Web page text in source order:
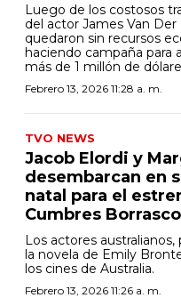
Luego de los costosos
del actor James Van
quedaron sin recursos
haciendo campaña para
más de 1 millón de
Febrero 13, 2026 11:28 a. m.
TVO NEWS
Jacob Elordi y
desembarcan en
natal para el
Cumbres
Los actores
la novela de Emily
los cines de Australia.
Febrero 13, 2026 11:26 a. m.